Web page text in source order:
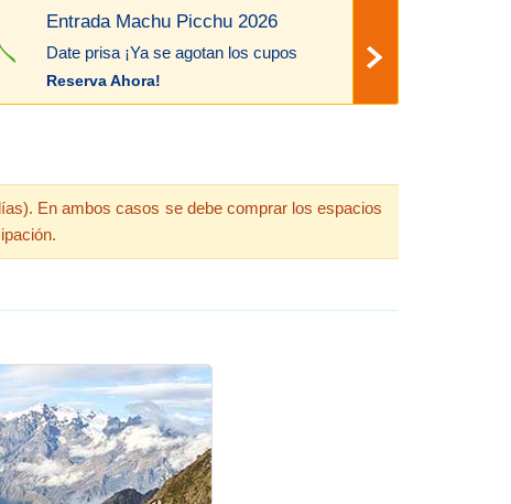
Entrada Machu Picchu 2026
Date prisa ¡Ya se agotan los cupos
Reserva Ahora!
En ambos casos se debe comprar los espacios